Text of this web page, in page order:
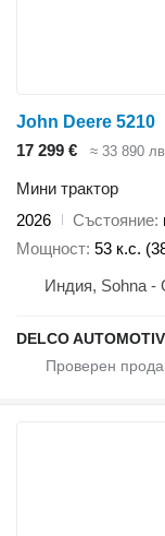
John Deere 5210
17 299 €
≈ 33 890
Мини трактор
2026
Състояние
Мощност 53 к.с.
Индия, Sohna -
DELCO